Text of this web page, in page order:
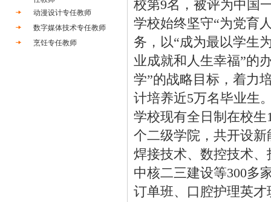
动漫设计专任教师
数字媒体技术专任教师
烹饪专任教师
校第9名，被评为中国
学校始终坚守“为党育
务，以“成为最以学生
业成就和人生幸福”的
学”的战略目标，着力
计培养近5万名毕业生
学校现有全日制在校
个二级学院，共开设
焊接技术、数控技术
中核二三建设等300多
订单班、口腔护理英